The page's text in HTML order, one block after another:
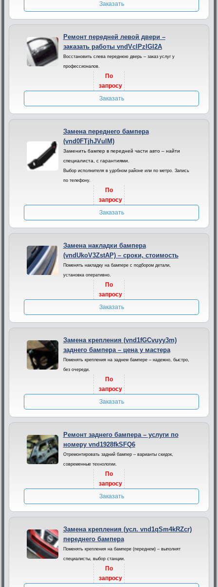
Заказать
Ремонт передней левой двери –
заказать работы vndVclPzIGI2A
Восстановить слева переднюю дверь – заказ услуг у
профессионалов.
По
запросу
Заказать
Замена переднего бампера
(vnd0FTjhJVuIM)
Заменить бампер в передней части авто – найти
специалиста, с гарантиями.
Выбор исполнителя в удобном районе или по метро. Запись
по телефону.
По
запросу
Заказать
Замена накладки бампера
(vndUkoV3ZstAP) – сроки, стоимость
Поменять накладку на бампере с подбором детали,
установка оперативно.
По
запросу
Заказать
Замена крепления (vnd1fGCvuyy3m)
заднего бампера – цена у мастера
Поменять крепления на заднем бампере – надежно, быстро,
без очереди.
По
запросу
Заказать
Ремонт заднего бампера – услуги по
номеру vnd1928fkSFQ6
Отремонтировать задний бампер – варианты скидок,
современные технологии.
По
запросу
Заказать
Замена крепления (усл. vnd1qSm4kRZcr)
переднего бампера
Поменять крепления на бампере (переднем) – выполнят
специалисты, выбор станции.
По
запросу